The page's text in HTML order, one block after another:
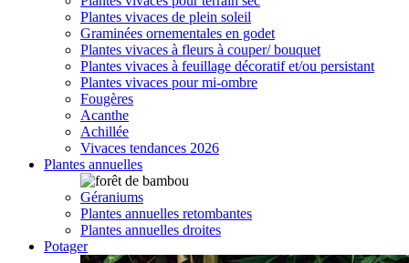
Plantes vivaces de plein soleil
Graminées ornementales en godet
Plantes vivaces à fleurs à couper/ bouquet
Plantes vivaces à feuillage décoratif et/ou persistant
Plantes vivaces pour mi-ombre
Fougères
Acanthe
Achillée
Vivaces tendances 2026
Plantes annuelles
Géraniums
Plantes annuelles retombantes
Plantes annuelles droites
Potager